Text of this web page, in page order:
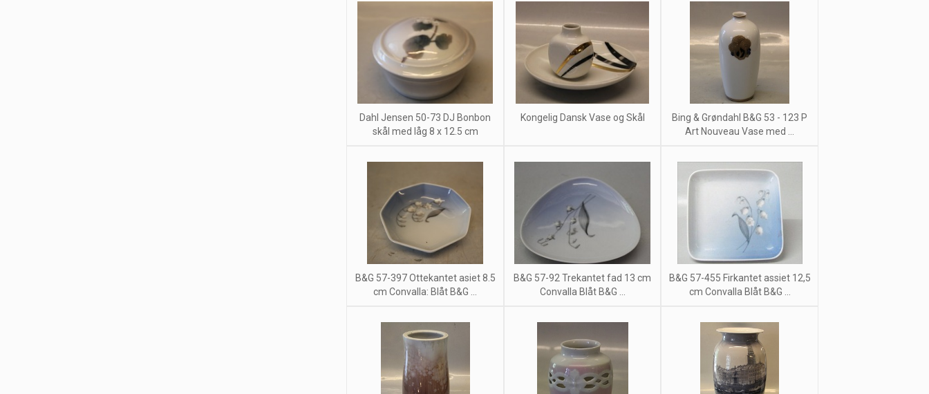
Dahl Jensen 50-73 DJ Bonbon
skål med låg 8 x 12.5 cm
Kongelig Dansk Vase og Skål
Bing & Grøndahl B&G 53 - 123 P
Art Nouveau Vase med ...
B&G 57-397 Ottekantet asiet 8.5
cm Convalla: Blåt B&G ...
B&G 57-92 Trekantet fad 13 cm
Convalla Blåt B&G ...
B&G 57-455 Firkantet assiet 12,5
cm Convalla Blåt B&G ...